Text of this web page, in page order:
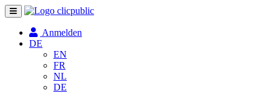
Navigation
umschalten
Anmelden
DE
EN
FR
NL
DE